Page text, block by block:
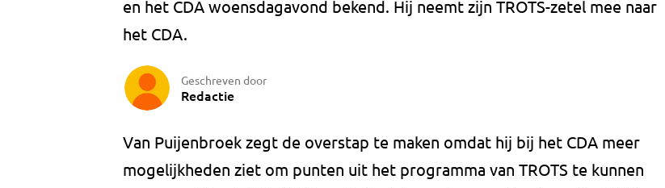
en het CDA woensdagavond bekend. Hij neemt zijn TROTS-zetel mee naar
het CDA.
Geschreven door
Redactie
Van Puijenbroek zegt de overstap te maken omdat hij bij het CDA meer
mogelijkheden ziet om punten uit het programma van TROTS te kunnen